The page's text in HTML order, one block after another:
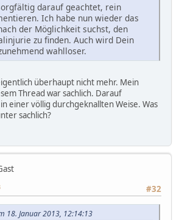
darauf geachtet, rein
Ich habe nun wieder das
der Möglichkeit suchst, den
zu finden. Auch wird Dein
wahlloser.
überhaupt nicht mehr. Mein
Thread war sachlich. Darauf
einer völlig durchgeknallten Weise. Was
sachlich?
#32
18. Januar 2013, 12:14:13